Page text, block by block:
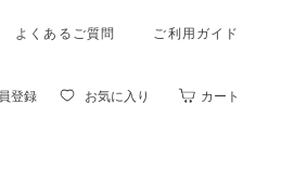
よくあるご質問 ご利用ガイド
登録 お気に入り カート